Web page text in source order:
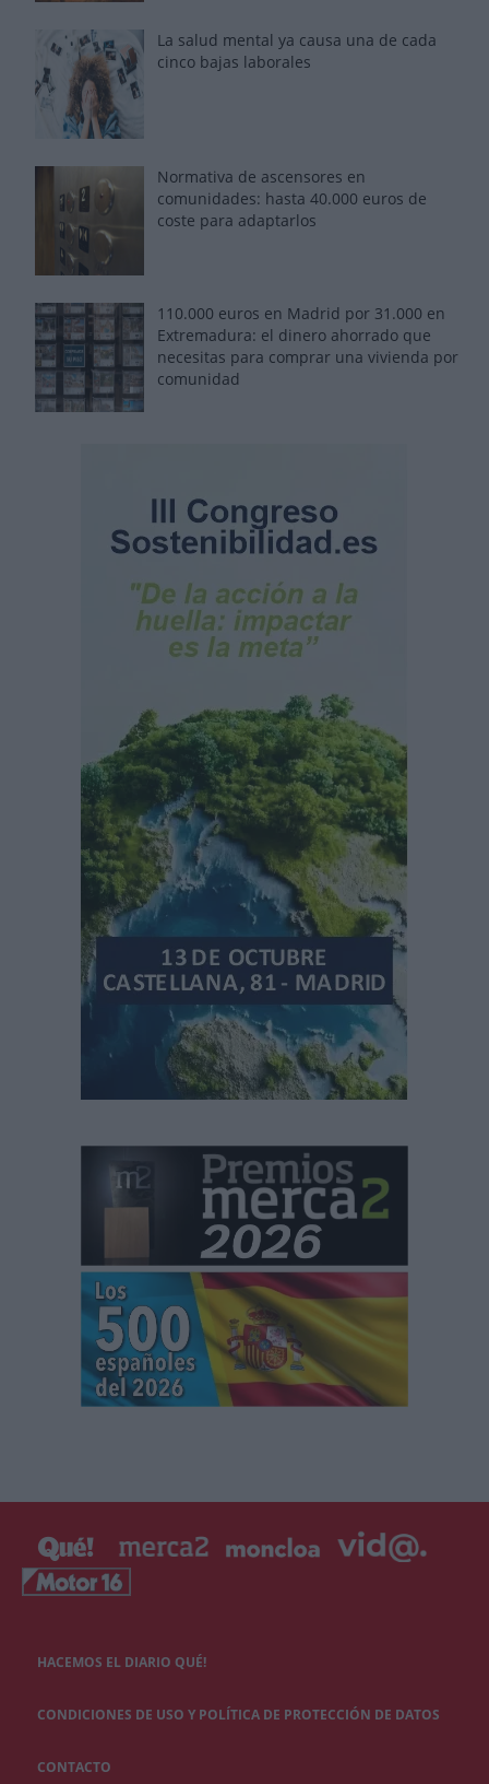
La salud mental ya causa una de cada
cinco bajas laborales
Normativa de ascensores en
comunidades: hasta 40.000 euros de
coste para adaptarlos
110.000 euros en Madrid por 31.000 en
Extremadura: el dinero ahorrado que
necesitas para comprar una vivienda por
comunidad
HACEMOS EL DIARIO QUÉ!
CONDICIONES DE USO Y POLÍTICA DE PROTECCIÓN DE DATOS
CONTACTO